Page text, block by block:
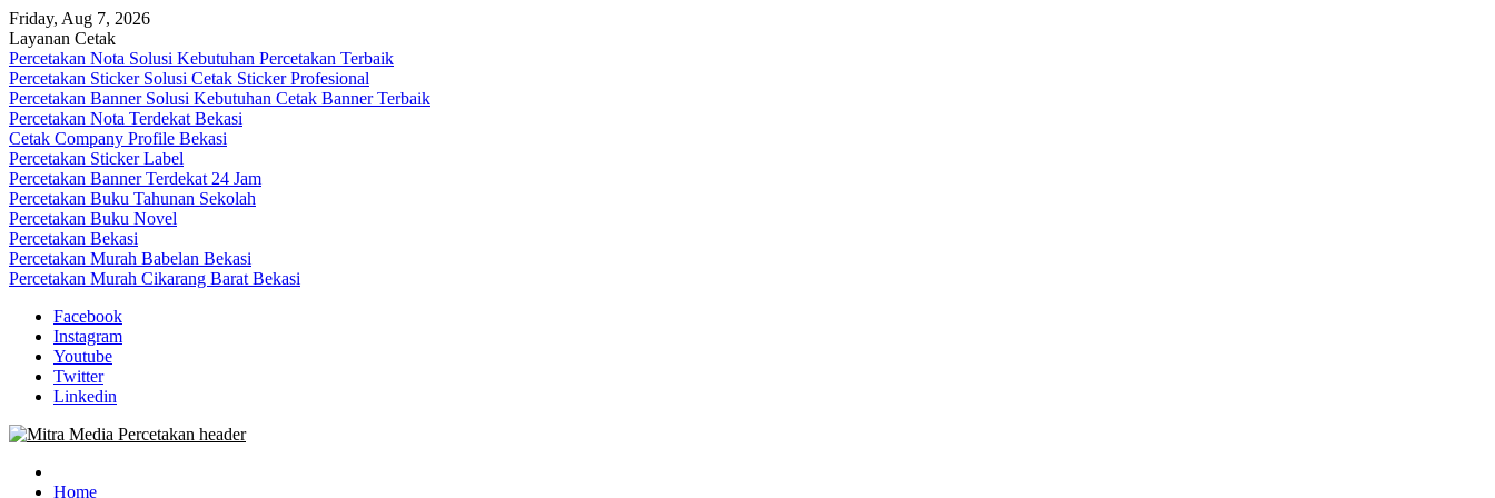
Skip
to
content
Friday, Aug 7, 2026
Layanan Cetak
Percetakan Nota Solusi Kebutuhan Percetakan Terbaik
Percetakan Sticker Solusi Cetak Sticker Profesional
Percetakan Banner Solusi Kebutuhan Cetak Banner Terbaik
Percetakan Nota Terdekat Bekasi
Cetak Company Profile Bekasi
Percetakan Sticker Label
Percetakan Banner Terdekat 24 Jam
Percetakan Buku Tahunan Sekolah
Percetakan Buku Novel
Percetakan Bekasi
Percetakan Murah Babelan Bekasi
Percetakan Murah Cikarang Barat Bekasi
Facebook
Instagram
Youtube
Twitter
Linkedin
Mitra Media Percetakan Bekasi 0813-1670-6191
0813-1670-6191 (Call/WA) Perusahaan Tempat Alamat Jasa Pusat Percetakan Bekasi Barat Timur Utara Selatan Murah 24 Jam
Home